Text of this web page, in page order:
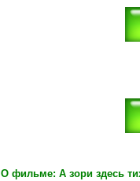
О фильме: А зори здесь